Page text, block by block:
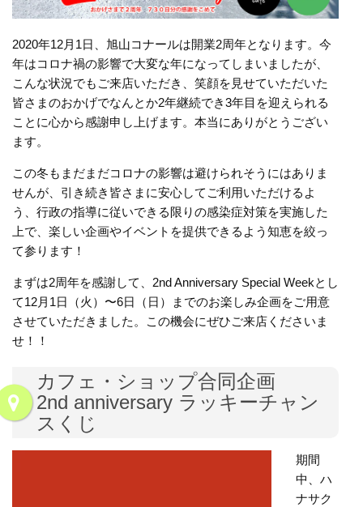
2020年12月1日、旭山コナールは開業2周年となります。今
年はコロナ禍の影響で大変な年になってしまいましたが、
こんな状況でもご来店いただき、笑顔を見せていただいた
皆さまのおかげでなんとか2年継続でき3年目を迎えられる
ことに心から感謝申し上げます。本当にありがとうござい
ます。
この冬もまだまだコロナの影響は避けられそうにはありま
せんが、引き続き皆さまに安心してご利用いただけるよ
う、行政の指導に従いできる限りの感染症対策を実施した
上で、楽しい企画やイベントを提供できるよう知恵を絞っ
て参ります！
まずは2周年を感謝して、2nd Anniversary Special Weekとし
て12月1日（火）〜6日（日）までのお楽しみ企画をご用意
させていただきました。この機会にぜひご来店くださいま
せ！！
カフェ・ショップ合同企画
2nd anniversary ラッキーチャン
スくじ
期間
中、ハ
ナサク